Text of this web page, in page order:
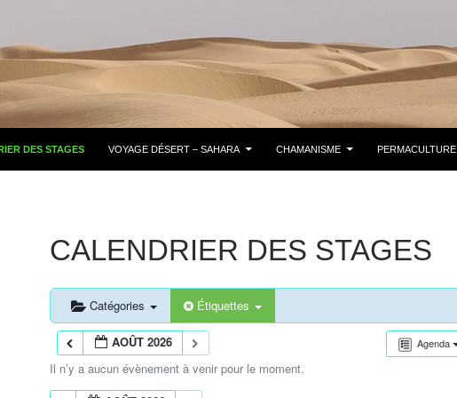
DES STAGES VOYAGE DÉSERT – SAHARA CHAMANISME PERMACULTURE
CALENDRIER DES STAGES
Catégories Étiquettes
Agenda
AOÛT 2026
Il n’y a aucun évènement à venir pour le moment.